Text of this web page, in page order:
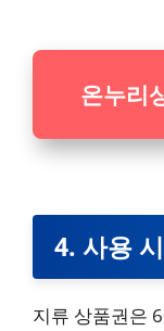
온누리
4. 사용
지류 상품권은